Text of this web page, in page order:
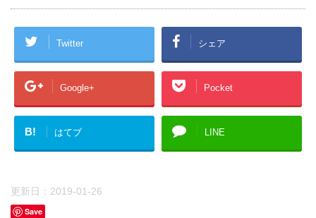
Twitter シェア
Google+ Pocket
B! はてブ LINE
更新日： 2019-01-26
Save